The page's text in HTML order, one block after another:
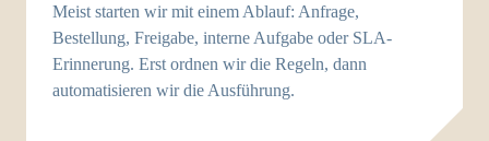
Meist starten wir mit einem Ablauf: Anfrage,
Bestellung, Freigabe, interne Aufgabe oder SLA-
Erinnerung. Erst ordnen wir die Regeln, dann
automatisieren wir die Ausführung.